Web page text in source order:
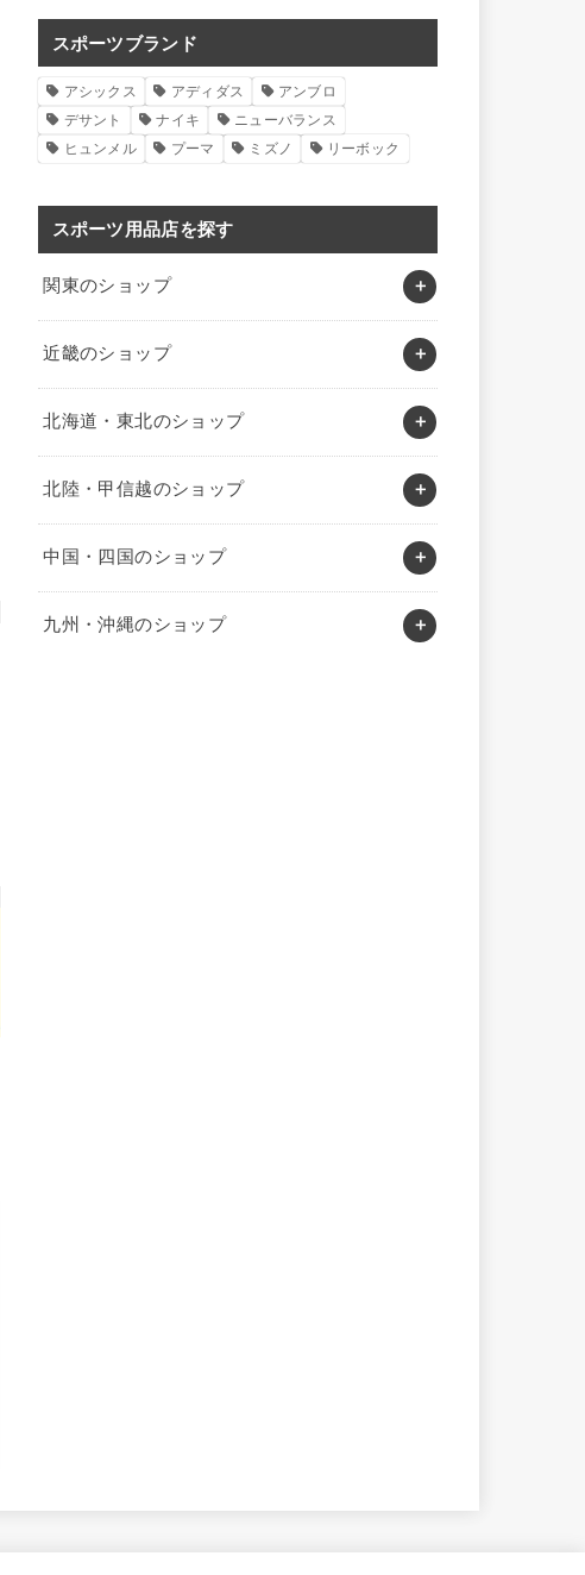
スポーツブランド
アシックス アディダス
アンブロ
デサント
ナイキ
ニューバランス
ヒュンメル
プーマ ミズノ リーボック
スポーツ用品店を探す
関東のショップ
近畿のショップ
北海道・東北のショップ
北陸・甲信越のショップ
中国・四国のショップ
九州・沖縄のショップ